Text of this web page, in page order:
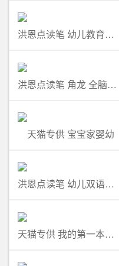
洪恩点读笔 幼儿教育普及套装
洪恩点读笔 角龙 全脑开发必备
天猫专供 宝宝家婴幼
洪恩点读笔 幼儿双语启蒙套装
天猫专供 我的第一本套装 标配版